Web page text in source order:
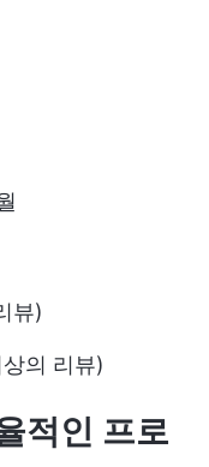
뷰)
의 리뷰)
적인 프로